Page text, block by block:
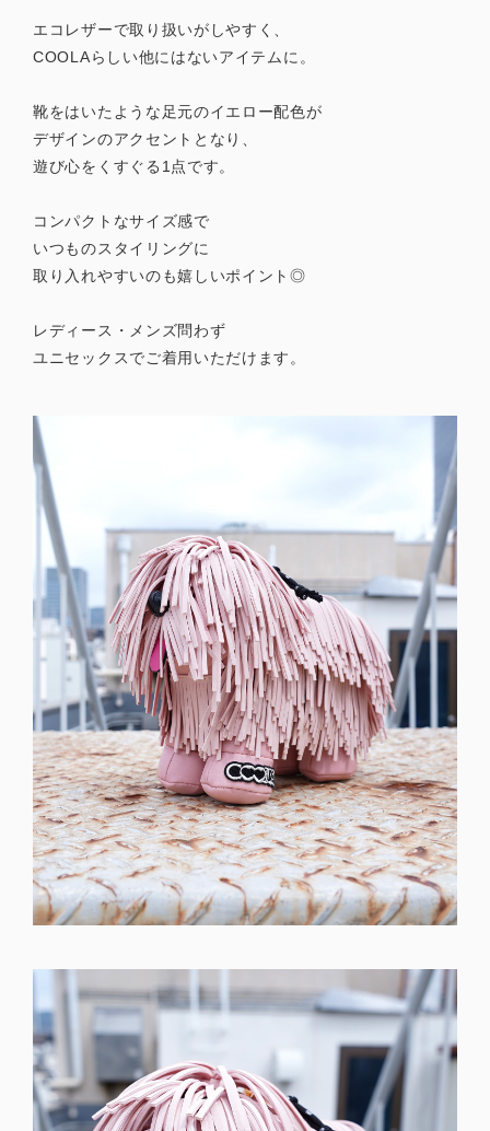
エコレザーで取り扱いがしやすく、
COOLAらしい他にはないアイテムに。
靴をはいたような足元のイエロー配色が
デザインのアクセントとなり、
遊び心をくすぐる1点です。
コンパクトなサイズ感で
いつものスタイリングに
取り入れやすいのも嬉しいポイント◎
レディース・メンズ問わず
ユニセックスでご着用いただけます。